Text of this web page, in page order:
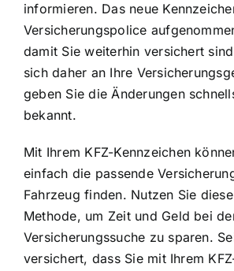
informieren. Das neue
Versicherungspolice
damit Sie weiterhin versichert
sich daher an Ihre
geben Sie die Änderungen
bekannt.
Mit Ihrem KFZ-Kennzeichen
einfach die passende
Fahrzeug finden. Nutzen Sie
Methode, um Zeit und Geld bei
Versicherungssuche zu sparen.
versichert, dass Sie mit Ihrem